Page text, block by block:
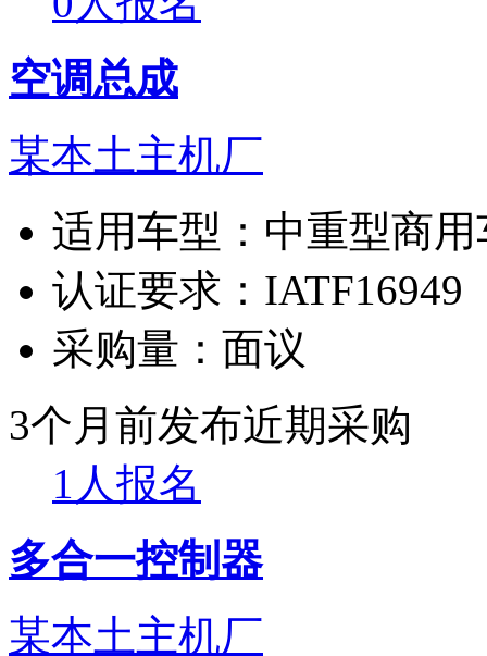
空调总成
某本土主机厂
适用车型： 中重型商
认证要求： IATF16949
采购量： 面议
3个月前发布近期采购
1人报名
多合一控制器
某本土主机厂